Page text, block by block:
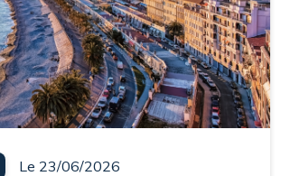
Le 23/06/2026